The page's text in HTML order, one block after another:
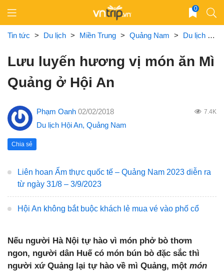
content
0
Tin tức > Du lịch > Miền Trung > Quảng Nam > Du lịch Hội An
Lưu luyến hương vị món ăn Mì
Quảng ở Hội An
Phạm Oanh 02/02/2018 7.4K
Du lịch Hội An, Quảng Nam
Chia sẻ
Liên hoan Ẩm thực quốc tế – Quảng Nam 2023 diễn ra
từ ngày 31/8 – 3/9/2023
Hội An không bắt buộc khách lẻ mua vé vào phố cổ
Nếu người Hà Nội tự hào vì món phở bò thơm
ngon, người dân Huế có món bún bò đặc sắc thì
người xứ Quảng lại tự hào về mì Quảng, một món